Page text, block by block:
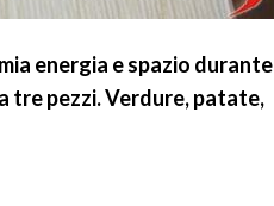
energia e spazio durante
tre pezzi. Verdure, patate,